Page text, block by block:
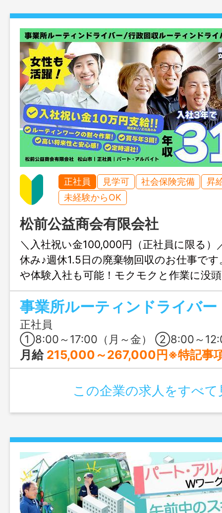
正社員 見学可 社会保険完備
昇
未経験からOK
松前公益商会有限会社
＼入社祝い金100,000円（正社員に限る）
休み♪週休1.5日の廃棄物回収のお仕事で
や体験入社も可能！モクモクと作業に没
人関係に疲れてしまった…という方にも
年3回の賞与と豊富な手当で、同業他社の
っています！書類選考がないので、気に
にご応募ください！
事業所ルーティンドライバー
正社員
①8:00～17:00（月～金） ②8:00～
月給 215,000～267,000円※特記事
この企業の求人をすべて